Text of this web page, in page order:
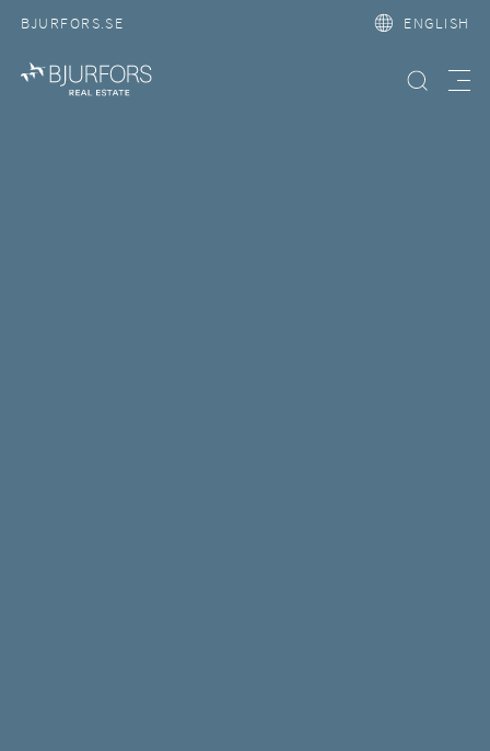
BJURFORS.SE ENGLISH
Search property